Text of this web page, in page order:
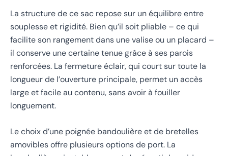
La structure de ce sac repose sur un équilibre entre
souplesse et rigidité. Bien qu’il soit pliable – ce qui
facilite son rangement dans une valise ou un placard –
il conserve une certaine tenue grâce à ses parois
renforcées. La fermeture éclair, qui court sur toute la
longueur de l’ouverture principale, permet un accès
large et facile au contenu, sans avoir à fouiller
longuement.
Le choix d’une poignée bandoulière et de bretelles
amovibles offre plusieurs options de port. La